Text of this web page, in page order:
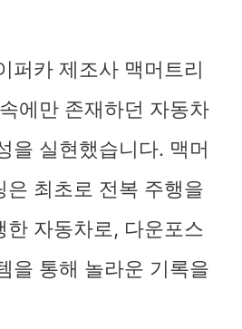
퍼카 제조사 맥머트리
에만 존재하던 자동차
을 실현했습니다. 맥머
은 최초로 전복 주행을
한 자동차로, 다운포스
을 통해 놀라운 기록을